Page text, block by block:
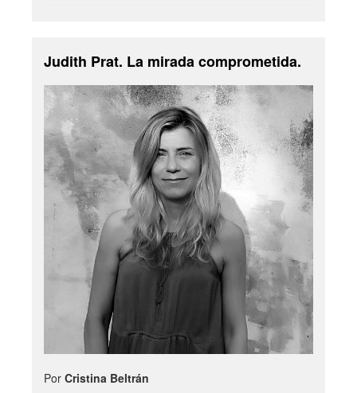
Judith Prat. La mirada comprometida.
Por Cristina Beltrán